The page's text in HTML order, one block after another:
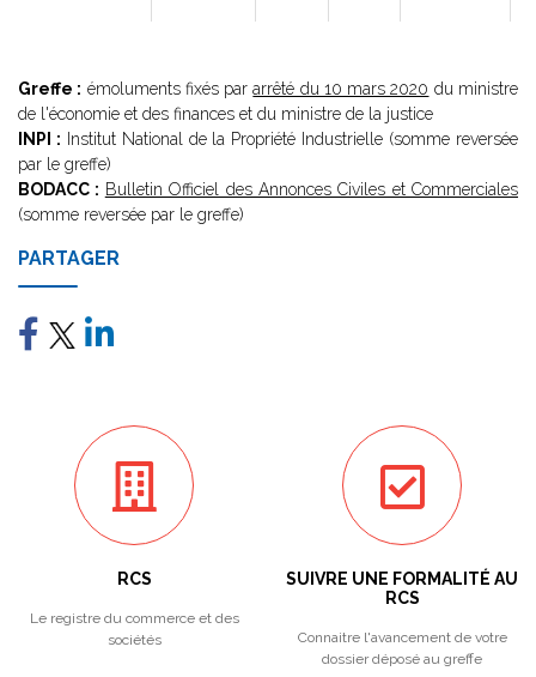
Greffe : émoluments fixés pararrêté du 10 mars 2020 du ministre
de l'économie et des finances et du ministre de la justice
INPI : Institut National de la Propriété Industrielle (somme reversée
par le greffe)
BODACC : Bulletin Officiel des Annonces Civiles et Commerciales
(somme reversée par le greffe)
PARTAGER
RCS
Le registre du commerce et des
sociétés
SUIVRE UNE FORMALITÉ AU
RCS
Connaitre l'avancement de votre
dossier déposé au greffe